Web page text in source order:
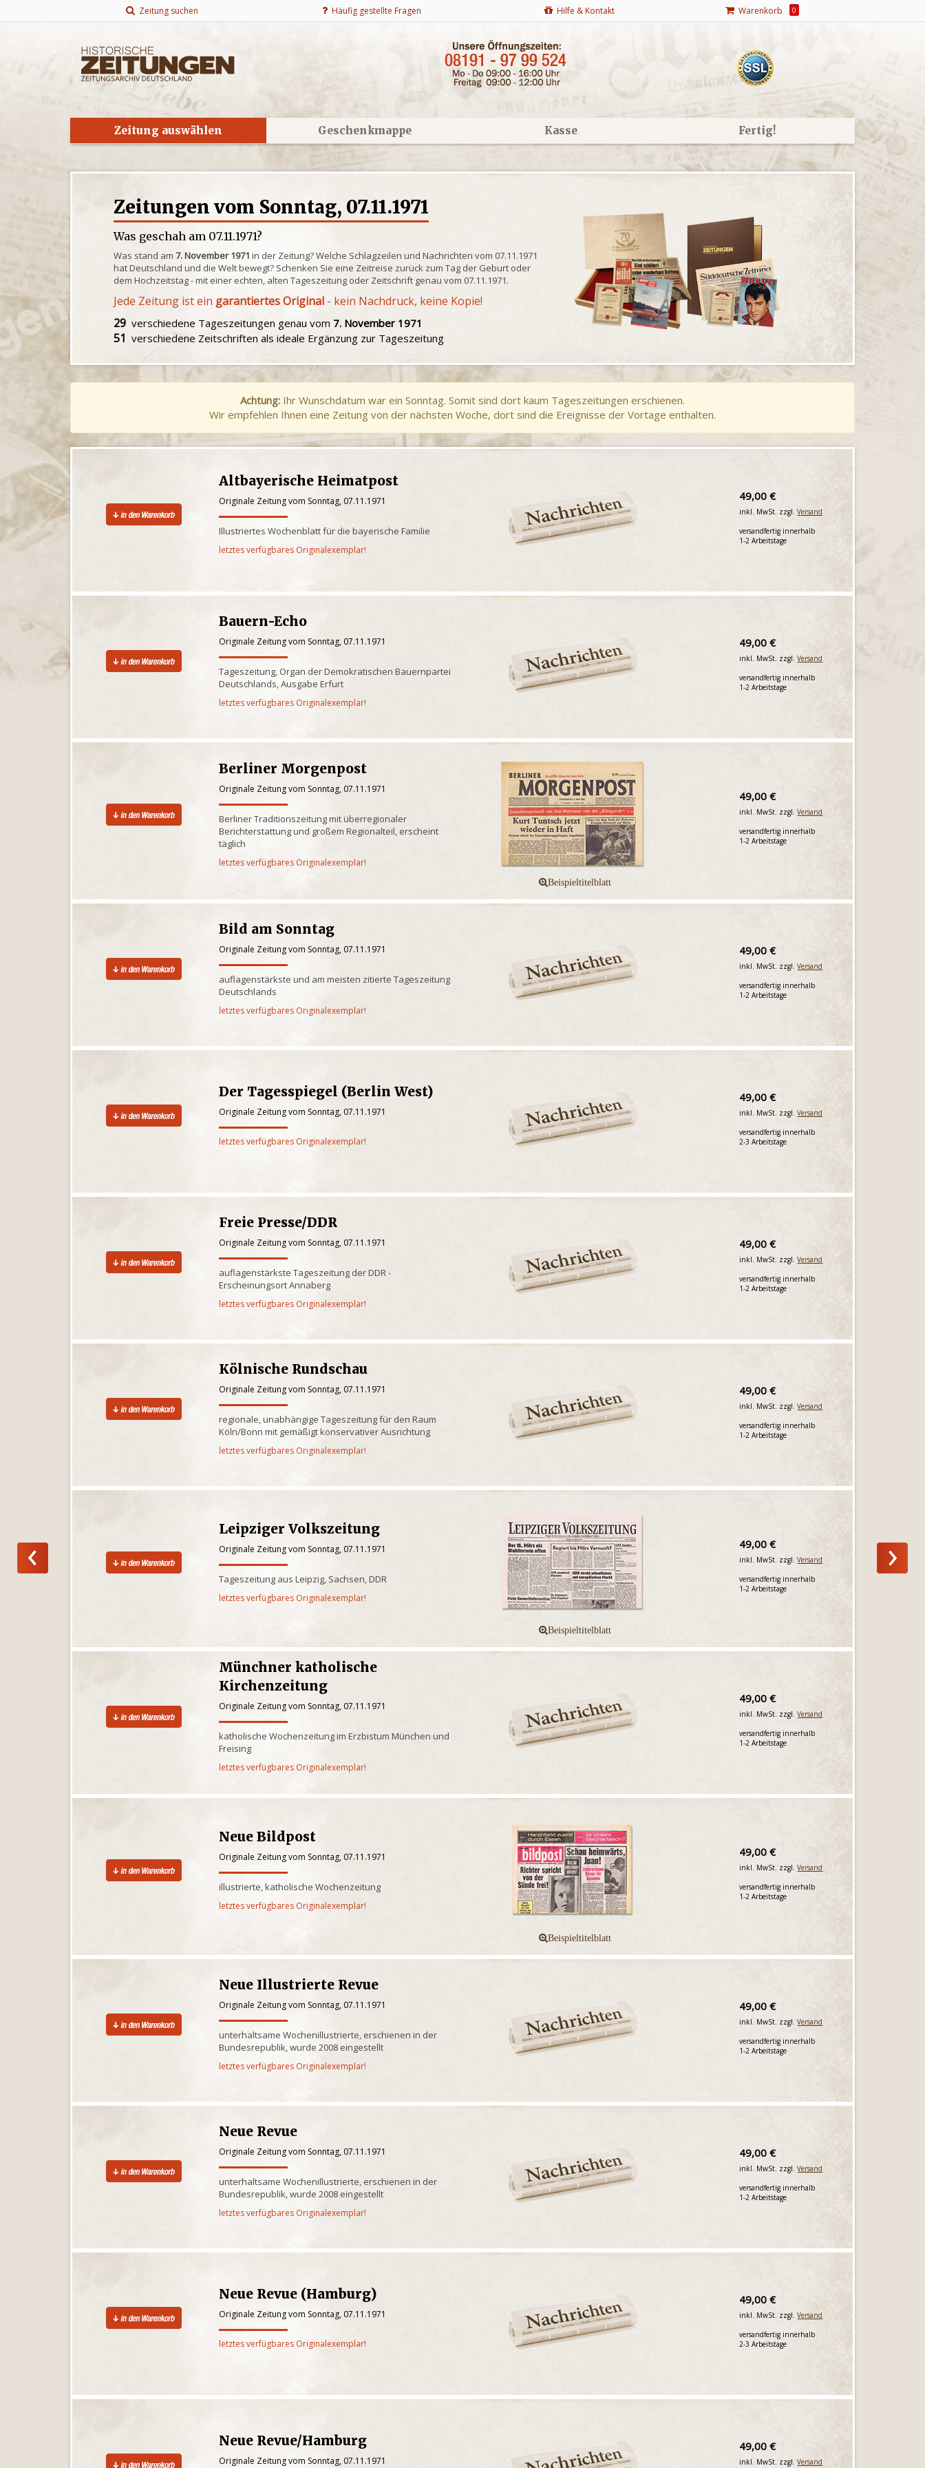
Zeitung suchen Häufig gestellte Fragen Hilfe & Kontakt Warenkorb 0
Zeitung auswählen Geschenkmappe Kasse Fertig!
Zeitungen vom Sonntag, 07.11.1971
Was geschah am 07.11.1971?
Was stand am7. November 1971 in der Zeitung? Welche Schlagzeilen und Nachrichten vom 07.11.1971
hat Deutschland und die Welt bewegt? Schenken Sie eine Zeitreise zurück zum Tag der Geburt oder
dem Hochzeitstag - mit einer echten, alten Tageszeitung oder Zeitschrift genau vom 07.11.1971.
Jede Zeitung ist ein garantiertes Original - kein Nachdruck, keine Kopie!
29 verschiedene Tageszeitungen genau vom 7. November 1971
51 verschiedene Zeitschriften als ideale Ergänzung zur Tageszeitung
Achtung: Ihr Wunschdatum war ein Sonntag. Somit sind dort kaum Tageszeitungen erschienen.
Wir empfehlen Ihnen eine Zeitung von der nächsten Woche, dort sind die Ereignisse der Vortage enthalten.
Altbayerische Heimatpost
Originale Zeitung vom Sonntag, 07.11.1971
Illustriertes Wochenblatt für die bayerische Familie
letztes verfügbares Originalexemplar!
49,00 €
inkl. MwSt. zzgl.Versand
versandfertig innerhalb
1-2 Arbeitstage
Bauern-Echo
Originale Zeitung vom Sonntag, 07.11.1971
Tageszeitung, Organ der Demokratischen Bauernpartei
Deutschlands, Ausgabe Erfurt
letztes verfügbares Originalexemplar!
49,00 €
inkl. MwSt. zzgl.Versand
versandfertig innerhalb
1-2 Arbeitstage
Berliner Morgenpost
Originale Zeitung vom Sonntag, 07.11.1971
Berliner Traditionszeitung mit überregionaler
Berichterstattung und großem Regionalteil, erscheint
täglich
letztes verfügbares Originalexemplar!
49,00 €
inkl. MwSt. zzgl.Versand
versandfertig innerhalb
1-2 Arbeitstage
Bild am Sonntag
Originale Zeitung vom Sonntag, 07.11.1971
auflagenstärkste und am meisten zitierte Tageszeitung
Deutschlands
letztes verfügbares Originalexemplar!
49,00 €
inkl. MwSt. zzgl.Versand
versandfertig innerhalb
1-2 Arbeitstage
Der Tagesspiegel (Berlin West)
Originale Zeitung vom Sonntag, 07.11.1971
letztes verfügbares Originalexemplar!
49,00 €
inkl. MwSt. zzgl.Versand
versandfertig innerhalb
2-3 Arbeitstage
Freie Presse/DDR
Originale Zeitung vom Sonntag, 07.11.1971
auflagenstärkste Tageszeitung der DDR -
Erscheinungsort Annaberg
letztes verfügbares Originalexemplar!
49,00 €
inkl. MwSt. zzgl.Versand
versandfertig innerhalb
1-2 Arbeitstage
Kölnische Rundschau
Originale Zeitung vom Sonntag, 07.11.1971
regionale, unabhängige Tageszeitung für den Raum
Köln/Bonn mit gemäßigt konservativer Ausrichtung
letztes verfügbares Originalexemplar!
49,00 €
inkl. MwSt. zzgl.Versand
versandfertig innerhalb
1-2 Arbeitstage
Leipziger Volkszeitung
Originale Zeitung vom Sonntag, 07.11.1971
Tageszeitung aus Leipzig, Sachsen, DDR
letztes verfügbares Originalexemplar!
49,00 €
inkl. MwSt. zzgl.Versand
versandfertig innerhalb
1-2 Arbeitstage
Münchner katholische
Kirchenzeitung
Originale Zeitung vom Sonntag, 07.11.1971
katholische Wochenzeitung im Erzbistum München und
Freising
letztes verfügbares Originalexemplar!
49,00 €
inkl. MwSt. zzgl.Versand
versandfertig innerhalb
1-2 Arbeitstage
Neue Bildpost
Originale Zeitung vom Sonntag, 07.11.1971
illustrierte, katholische Wochenzeitung
letztes verfügbares Originalexemplar!
49,00 €
inkl. MwSt. zzgl.Versand
versandfertig innerhalb
1-2 Arbeitstage
Neue Illustrierte Revue
Originale Zeitung vom Sonntag, 07.11.1971
unterhaltsame Wochenillustrierte, erschienen in der
Bundesrepublik, wurde 2008 eingestellt
letztes verfügbares Originalexemplar!
49,00 €
inkl. MwSt. zzgl.Versand
versandfertig innerhalb
1-2 Arbeitstage
Neue Revue
Originale Zeitung vom Sonntag, 07.11.1971
unterhaltsame Wochenillustrierte, erschienen in der
Bundesrepublik, wurde 2008 eingestellt
letztes verfügbares Originalexemplar!
49,00 €
inkl. MwSt. zzgl.Versand
versandfertig innerhalb
1-2 Arbeitstage
Neue Revue (Hamburg)
Originale Zeitung vom Sonntag, 07.11.1971
letztes verfügbares Originalexemplar!
49,00 €
inkl. MwSt. zzgl.Versand
versandfertig innerhalb
2-3 Arbeitstage
Neue Revue/Hamburg
Originale Zeitung vom Sonntag, 07.11.1971
49,00 €
inkl. MwSt. zzgl.Versand